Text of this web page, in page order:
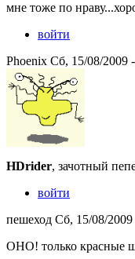
мне тоже по
войти
Phoenix Сб, 15/08/2009
HDrider, зачотный
войти
пешеход Сб, 15/08/2009
ОНО! только красные